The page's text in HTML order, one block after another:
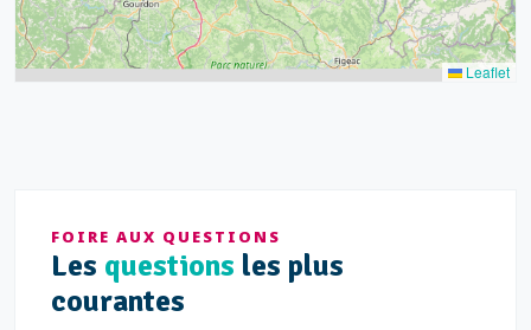
Leaflet
FOIRE AUX QUESTIONS
Les questions les plus
courantes